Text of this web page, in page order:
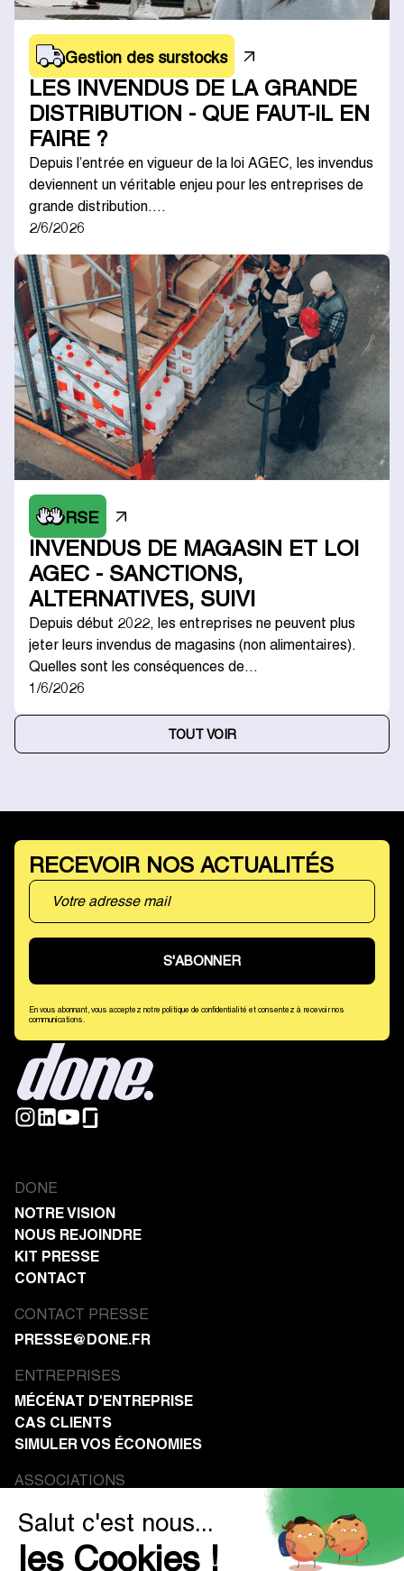
Gestion des surstocks
LES INVENDUS DE LA GRANDE
DISTRIBUTION - QUE FAUT-IL EN
FAIRE ?
Depuis l’entrée en vigueur de la loi AGEC, les invendus
deviennent un véritable enjeu pour les entreprises de
grande distribution.…
2/6/2026
RSE
INVENDUS DE MAGASIN ET LOI
AGEC - SANCTIONS,
ALTERNATIVES, SUIVI
Depuis début 2022, les entreprises ne peuvent plus
jeter leurs invendus de magasins (non alimentaires).
Quelles sont les conséquences de…
1/6/2026
TOUT VOIR
RECEVOIR NOS ACTUALITÉS
En vous abonnant, vous acceptez notre politique de confidentialité et consentez à recevoir nos
communications.
DONE
NOTRE VISION
NOUS REJOINDRE
KIT PRESSE
CONTACT
CONTACT PRESSE
PRESSE@DONE.FR
ENTREPRISES
MÉCÉNAT D'ENTREPRISE
CAS CLIENTS
SIMULER VOS ÉCONOMIES
ASSOCIATIONS
RESSOURCES